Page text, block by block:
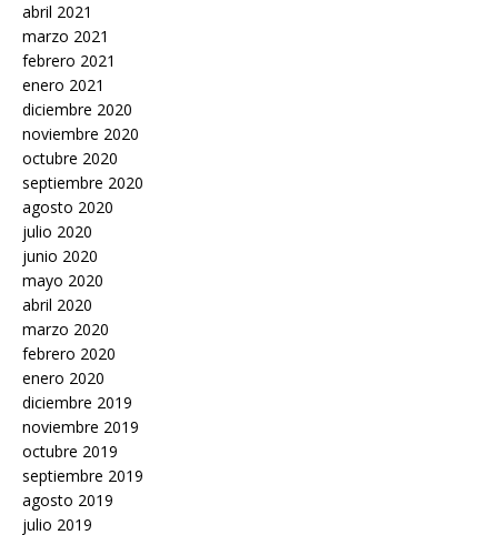
abril 2021
marzo 2021
febrero 2021
enero 2021
diciembre 2020
noviembre 2020
octubre 2020
septiembre 2020
agosto 2020
julio 2020
junio 2020
mayo 2020
abril 2020
marzo 2020
febrero 2020
enero 2020
diciembre 2019
noviembre 2019
octubre 2019
septiembre 2019
agosto 2019
julio 2019